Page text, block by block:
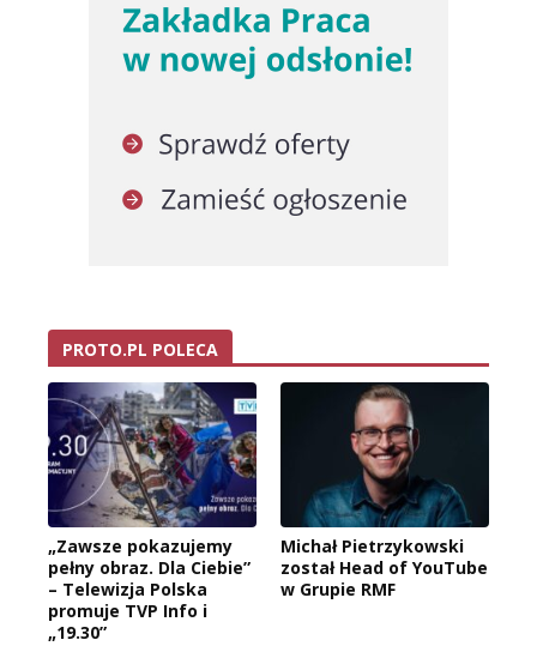
PROTO.PL POLECA
„Zawsze pokazujemy
pełny obraz. Dla Ciebie”
– Telewizja Polska
promuje TVP Info i
„19.30”
Michał Pietrzykowski
został Head of YouTube
w Grupie RMF